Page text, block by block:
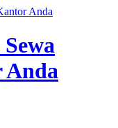
Anda